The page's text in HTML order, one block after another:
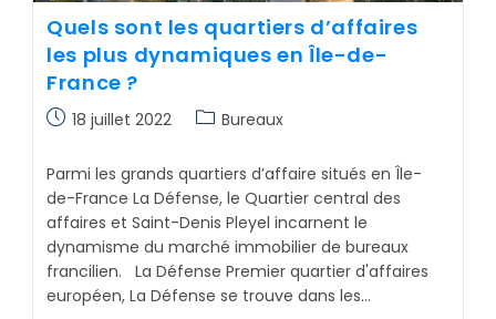
Quels sont les quartiers d’affaires
les plus dynamiques en Île-de-
France ?
18 juillet 2022 Bureaux
Parmi les grands quartiers d’affaire situés en Île-
de-France La Défense, le Quartier central des
affaires et Saint-Denis Pleyel incarnent le
dynamisme du marché immobilier de bureaux
francilien. La Défense Premier quartier d'affaires
européen, La Défense se trouve dans les…